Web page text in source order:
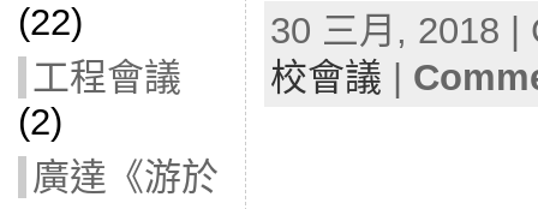
(22)
工程會議
(2)
廣達《游於
30 三月, 2018
校會議 |